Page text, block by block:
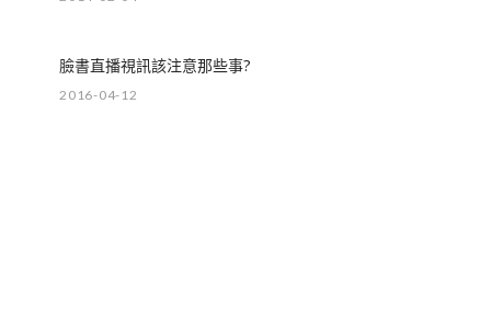
臉書直播視訊該注意那些事?
2016-04-12